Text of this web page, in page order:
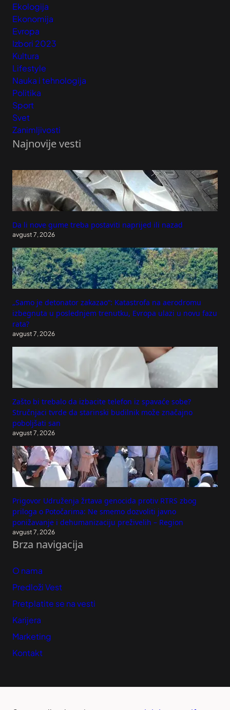
Ekologija
Ekonomija
Evropa
Izbori 2023
Kultura
Lifestyle
Nauka i tehnologija
Politika
Sport
Svet
Zanimljivosti
Najnovije vesti
Da li nove gume treba postaviti naprijed ili nazad
avgust 7, 2026
„Samo je detonator zakazao“: Katastrofa na aerodromu
izbegnuta u poslednjem trenutku, Evropa ulazi u novu fazu
rata?
avgust 7, 2026
Zašto bi trebalo da izbacite telefon iz spavaće sobe?
Stručnjaci tvrde da starinski budilnik može značajno
poboljšati san
avgust 7, 2026
Prigovor Udruženja žrtava genocida protiv RTRS zbog
priloga o Potočarima: Ne smemo dozvoliti javno
ponižavanje i dehumanizaciju preživelih – Region
avgust 7, 2026
Brza navigacija
O nama
Predloži Vest
Pretplatite se na vesti
Karijera
Marketing
Kontakt